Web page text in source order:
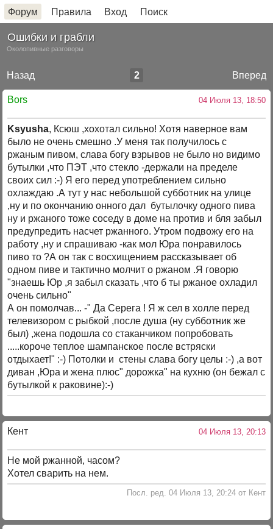
Форум Правила Вход Поиск
Ошибки и грабли
Околопивные разговоры
Назад Вперед
2
Bors 04 Июля 13, 18:50
Ksyusha, Ксюш ,хохотал сильно! Хотя наверное вам
было не очень смешно .У меня так получилось с
ржаным пивом, слава богу взрывов не было но видимо
бутылки ,что ПЭТ ,что стекло -держали на пределе
своих сил :-) Я его перед употреблением сильно
охлаждаю .А тут у нас небольшой субботник на улице
,ну и по окончанию онного дал бутылочку одного пива
ну и ржаного тоже соседу в доме на против и бля забыл
предупредить насчет ржанного. Утром подвожу его на
работу ,ну и спрашиваю -как мол Юра понравилось
пиво то ?А он так с восхищением рассказывает об
одном пиве и тактично молчит о ржаном .Я говорю
"знаешь Юр ,я забыл сказать ,что б ты ржаное охладил
очень сильно"
А он помолчав... -" Да Серега ! Я ж сел в холле перед
телевизором с рыбкой ,после душа (ну субботник же
был) ,жена подошла со стаканчиком попробовать
.....короче теплое шампанское после встряски
отдыхает!" :-) Потолки и стены слава богу целы :-) ,а вот
диван ,Юра и жена плюс" дорожка" на кухню (он бежал с
бутылкой к раковине):-)
Кент 04 Июля 13, 20:13
Не мой ржанной, часом?
Хотел сварить на нем.
Посл. ред. 04 Июля 13, 20:24 от Кент